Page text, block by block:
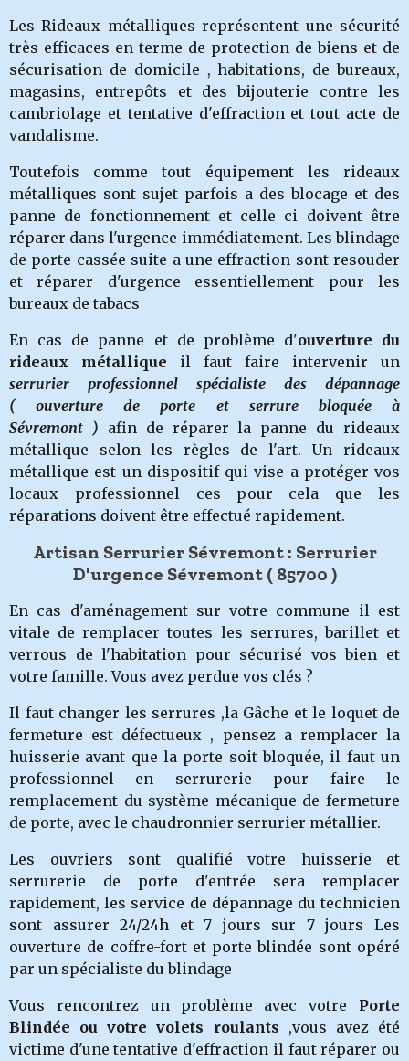
Les Rideaux métalliques représentent une sécurité
très efficaces en terme de protection de biens et de
sécurisation de domicile , habitations, de bureaux,
magasins, entrepôts et des bijouterie contre les
cambriolage et tentative d'effraction et tout acte de
vandalisme.
Toutefois comme tout équipement les rideaux
métalliques sont sujet parfois a des blocage et des
panne de fonctionnement et celle ci doivent être
réparer dans l'urgence immédiatement. Les blindage
de porte cassée suite a une effraction sont resouder
et réparer d'urgence essentiellement pour les
bureaux de tabacs
En cas de panne et de problème d'ouverture du
rideaux métallique il faut faire intervenir un
serrurier professionnel spécialiste des dépannage
( ouverture de porte et serrure bloquée à
Sévremont ) afin de réparer la panne du rideaux
métallique selon les règles de l'art. Un rideaux
métallique est un dispositif qui vise a protéger vos
locaux professionnel ces pour cela que les
réparations doivent être effectué rapidement.
Artisan Serrurier Sévremont : Serrurier
D'urgence Sévremont ( 85700 )
En cas d'aménagement sur votre commune il est
vitale de remplacer toutes les serrures, barillet et
verrous de l'habitation pour sécurisé vos bien et
votre famille. Vous avez perdue vos clés ?
Il faut changer les serrures ,la Gâche et le loquet de
fermeture est défectueux , pensez a remplacer la
huisserie avant que la porte soit bloquée, il faut un
professionnel en serrurerie pour faire le
remplacement du système mécanique de fermeture
de porte, avec le chaudronnier serrurier métallier.
Les ouvriers sont qualifié votre huisserie et
serrurerie de porte d'entrée sera remplacer
rapidement, les service de dépannage du technicien
sont assurer 24/24h et 7 jours sur 7 jours Les
ouverture de coffre-fort et porte blindée sont opéré
par un spécialiste du blindage
Vous rencontrez un problème avec votre Porte
Blindée ou votre volets roulants ,vous avez été
victime d'une tentative d'effraction il faut réparer ou